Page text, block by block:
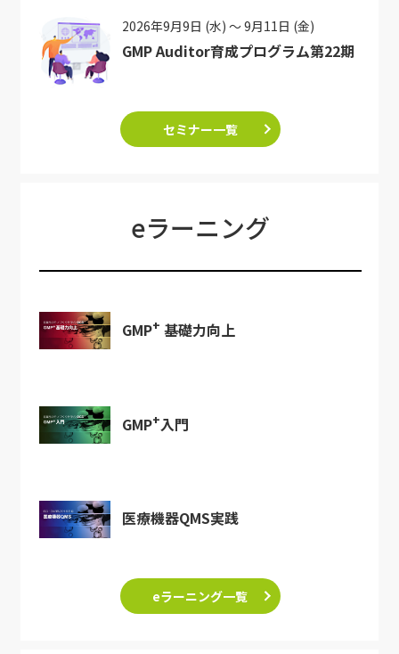
2026年9月9日 (水) ～ 9月11日 (金)
GMP Auditor育成プログラム第22期
セミナー一覧
eラーニング
GMP+ 基礎力向上
GMP+入門
医療機器QMS実践
eラーニング一覧